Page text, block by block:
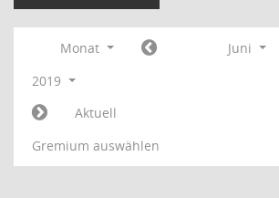
Monat
Juni
2019
Aktuell
Gremium auswählen